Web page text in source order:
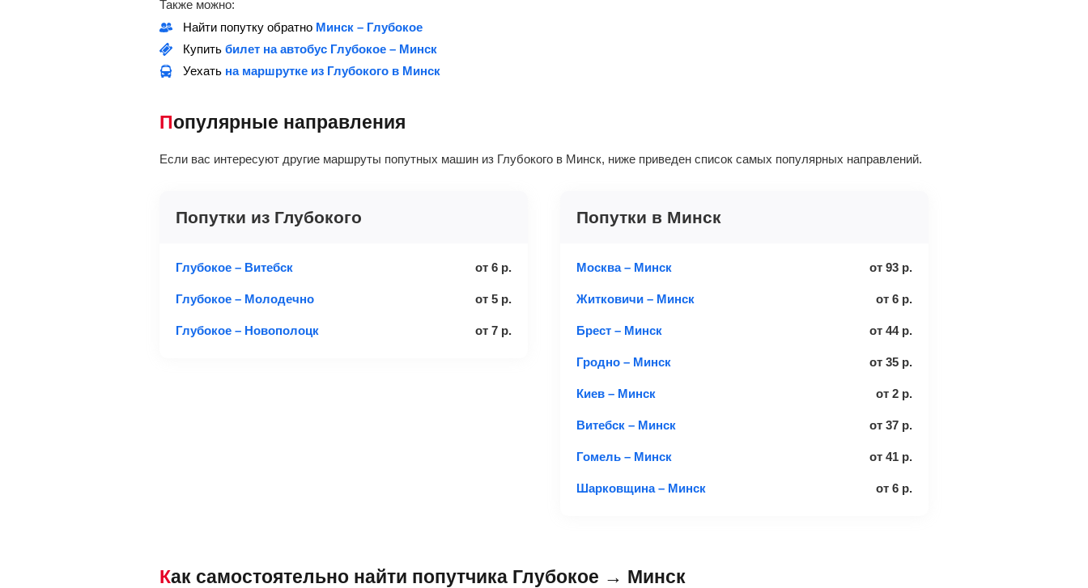
Также можно:
Найти попутку обратно Минск – Глубокое
Купить билет на автобус Глубокое – Минск
Уехать на маршрутке из Глубокого в Минск
Популярные направления
Если вас интересуют другие маршруты попутных машин из Глубокого в Минск, ниже приведен список самых популярных направлений.
Попутки из Глубокого
Глубокое – Витебск от 6 р.
Глубокое – Молодечно от 5 р.
Глубокое – Новополоцк от 7 р.
Попутки в Минск
Москва – Минск от 93 р.
Житковичи – Минск от 6 р.
Брест – Минск от 44 р.
Гродно – Минск от 35 р.
Киев – Минск от 2 р.
Витебск – Минск от 37 р.
Гомель – Минск от 41 р.
Шарковщина – Минск от 6 р.
Как самостоятельно найти попутчика Глубокое → Минск